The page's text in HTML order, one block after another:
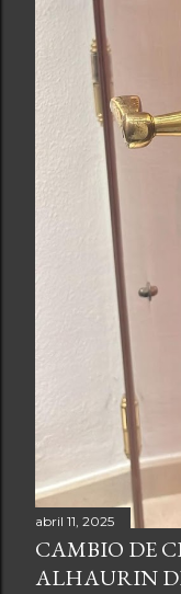
abril 11, 2025
CAMBIO DE
ALHAURIN